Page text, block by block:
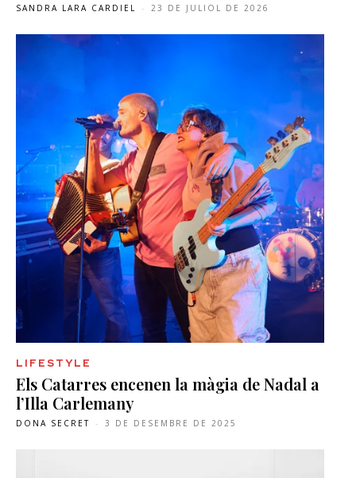
SANDRA LARA CARDIEL - 23 DE JULIOL DE 2026
LIFESTYLE
Els Catarres encenen la màgia de Nadal a
l’Illa Carlemany
DONA SECRET - 3 DE DESEMBRE DE 2025